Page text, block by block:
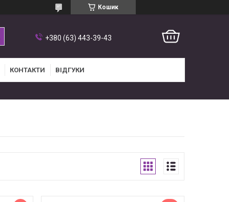
Кошик
+380 (63) 443-39-43
КОНТАКТИ ВІДГУКИ